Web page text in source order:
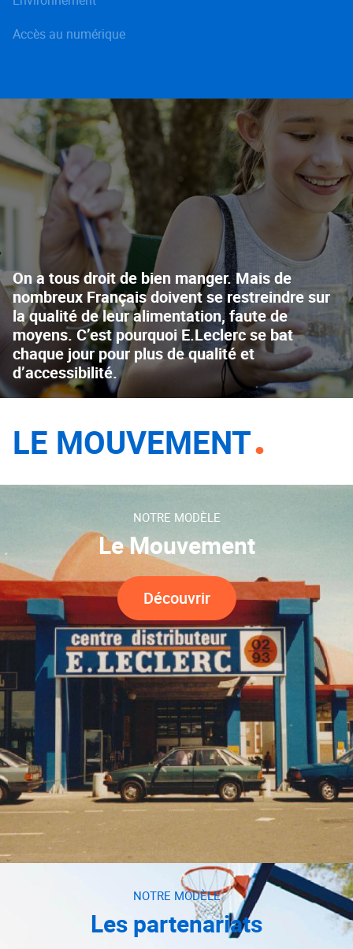
On a tous droit de bien manger. Mais de
nombreux Français doivent se restreindre sur
la qualité de leur alimentation, faute de
moyens. C’est pourquoi E.Leclerc se bat
chaque jour pour plus de qualité et
d’accessibilité.
Accès au numérique
LE MOUVEMENT
NOTRE MODÈLE
Le Mouvement
Découvrir
NOTRE MODÈLE
Les partenariats